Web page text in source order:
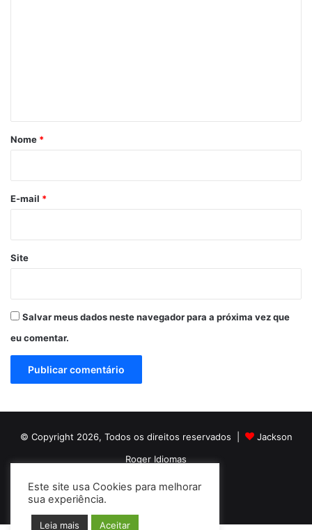
r
*
Nome *
E-mail *
Site
Salvar meus dados neste navegador para a próxima vez que
eu comentar.
© Copyright 2026, Todos os direitos reservados |
Jackson
Roger Idiomas
Facebook
YouTubeInstagram
Este site usa Cookies para melhorar
sua experiência.
Leia mais Aceitar